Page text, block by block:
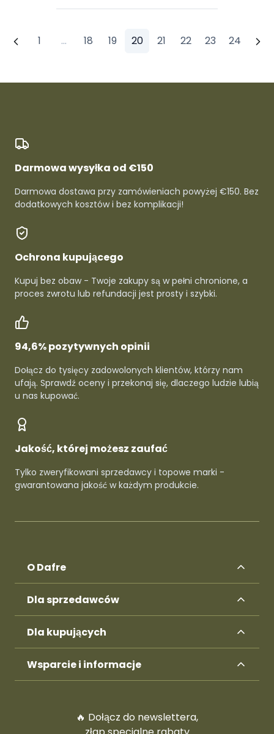
1 ... 18 19 20 21 22 23 24
Darmowa wysyłka od €150
Darmowa dostawa przy zamówieniach powyżej €150. Bez
dodatkowych kosztów i bez komplikacji!
Ochrona kupującego
Kupuj bez obaw - Twoje zakupy są w pełni chronione, a
proces zwrotu lub refundacji jest prosty i szybki.
94,6% pozytywnych opinii
Dołącz do tysięcy zadowolonych klientów, którzy nam
ufają. Sprawdź oceny i przekonaj się, dlaczego ludzie lubią
u nas kupować.
Jakość, której możesz zaufać
Tylko zweryfikowani sprzedawcy i topowe marki -
gwarantowana jakość w każdym produkcie.
O Dafre
Dla sprzedawców
Dla kupujących
Wsparcie i informacje
🔥 Dołącz do newslettera,